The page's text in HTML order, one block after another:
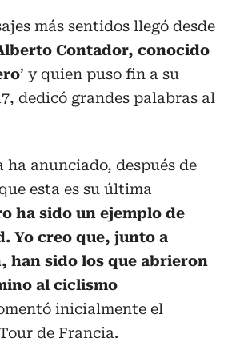
más sentidos llegó desde
Contador, conocido
’ y quien puso fin a su
dedicó grandes palabras al
ha anunciado, después de
esta es su última
ha sido un ejemplo de
Yo creo que, junto a
han sido los que abrieron
al ciclismo
inicialmente el
de Francia.